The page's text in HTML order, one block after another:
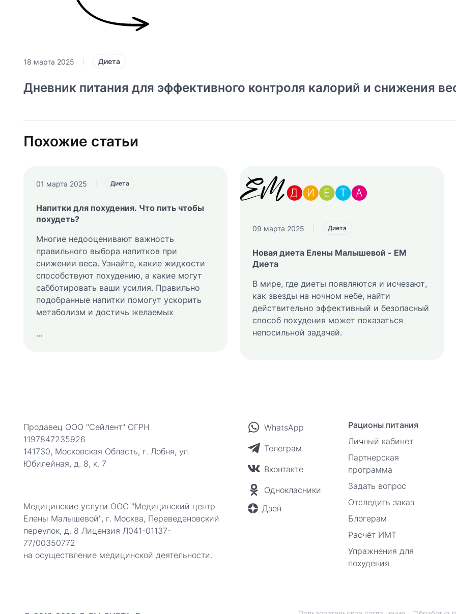
18 марта 2025 Диета
Дневник питания для эффективного контроля калорий и снижения
Похожие статьи
01 марта 2025 Диета
Напитки для похудения. Что пить чтобы
похудеть?
Многие недооценивают важность
правильного выбора напитков при
снижении веса. Узнайте, какие жидкости
способствуют похудению, а какие могут
сабботировать ваши усилия. Правильно
подобранные напитки помогут ускорить
метаболизм и достичь желаемых
...
09 марта 2025 Диета
Новая диета Елены Малышевой - ЕМ
Диета
В мире, где диеты появляются и исчезают,
как звезды на ночном небе, найти
действительно эффективный и безопасный
способ похудения может показаться
непосильной задачей.
Продавец ООО "Сейлент" ОГРН
1197847235926
141730, Московская Область, г. Лобня, ул.
Юбилейная, д. 8, к. 7
Медицинские услуги ООО "Медицинский центр
Елены Малышевой", г. Москва, Переведеновский
переулок, д. 8 Лицензия Л041-01137-
77/00350772
на осуществление медицинской деятельности.
WhatsApp
Телеграм
Вконтакте
Однокласники
Дзен
Рационы питания
Личный кабинет
Партнерская
программа
Задать вопрос
Отследить заказ
Блогерам
Расчёт ИМТ
Упражнения для
похудения